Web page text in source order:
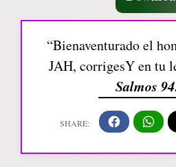
“Bienaventurado el
JAH, corrigesY en tu
Salmos